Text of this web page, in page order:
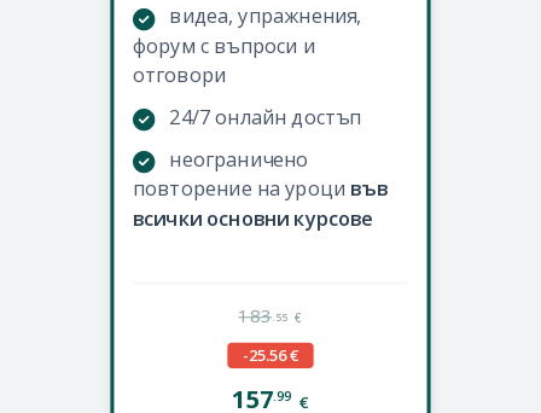
видеа, упражнения,
форум с въпроси и
отговори
24/7 онлайн достъп
неограничено
повторение на уроци във
всички основни курсове
183 .55 €
-25.56 €
157.99 €